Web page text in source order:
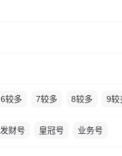
6较多 7较多 8较多 9较
发财号 皇冠号 业务号